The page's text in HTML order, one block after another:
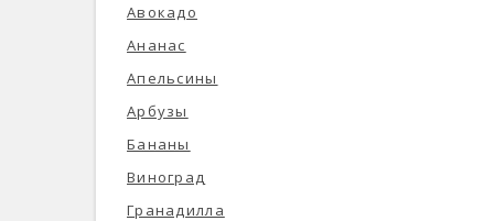
Авокадо
Ананас
Апельсины
Арбузы
Бананы
Виноград
Гранадилла